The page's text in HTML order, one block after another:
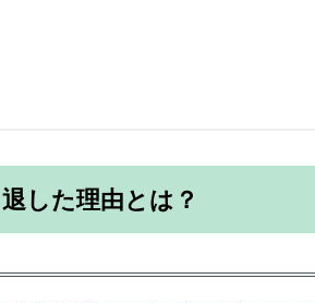
した理由とは？